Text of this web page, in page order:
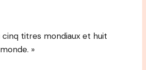
cinq titres mondiaux et huit
»